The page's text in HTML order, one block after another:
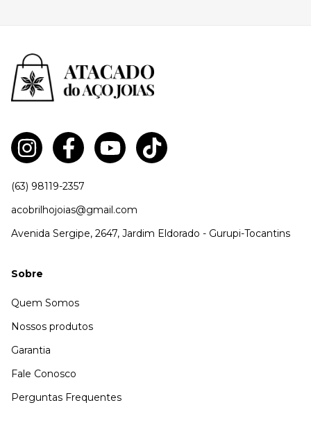
(63) 98119-2357
acobrilhojoias@gmail.com
Avenida Sergipe, 2647, Jardim Eldorado - Gurupi-Tocantins
Sobre
Quem Somos
Nossos produtos
Garantia
Fale Conosco
Perguntas Frequentes